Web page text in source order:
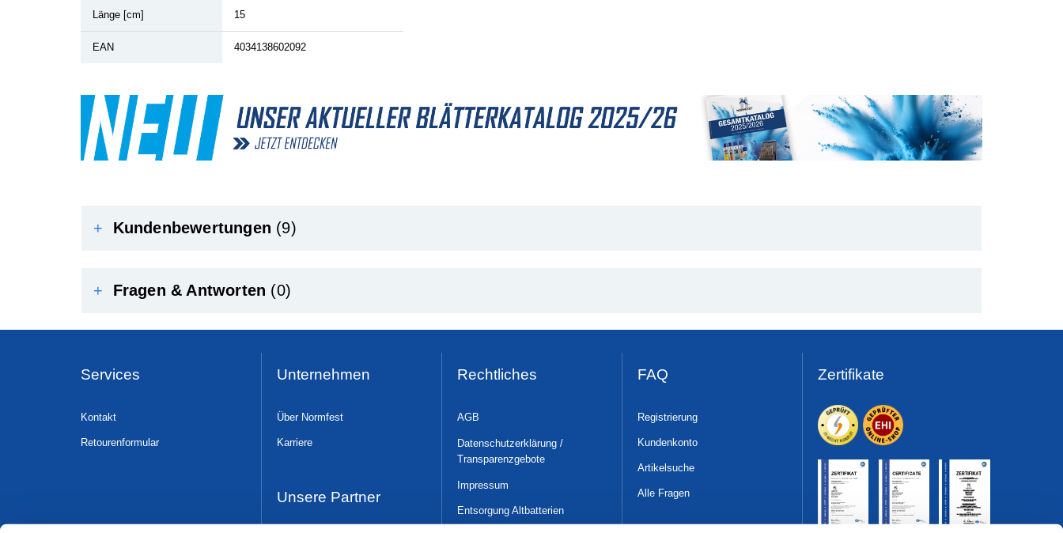
Länge [cm] 15
EAN 4034138602092
+ Kundenbewertungen (9)
+ Fragen & Antworten (0)
Services
Kontakt
Retourenformular
Unternehmen
Über Normfest
Karriere
Unsere Partner
Rechtliches
AGB
Datenschutzerklärung /
Transparenzgebote
Impressum
Entsorgung Altbatterien
FAQ
Registrierung
Kundenkonto
Artikelsuche
Alle Fragen
Zertifikate